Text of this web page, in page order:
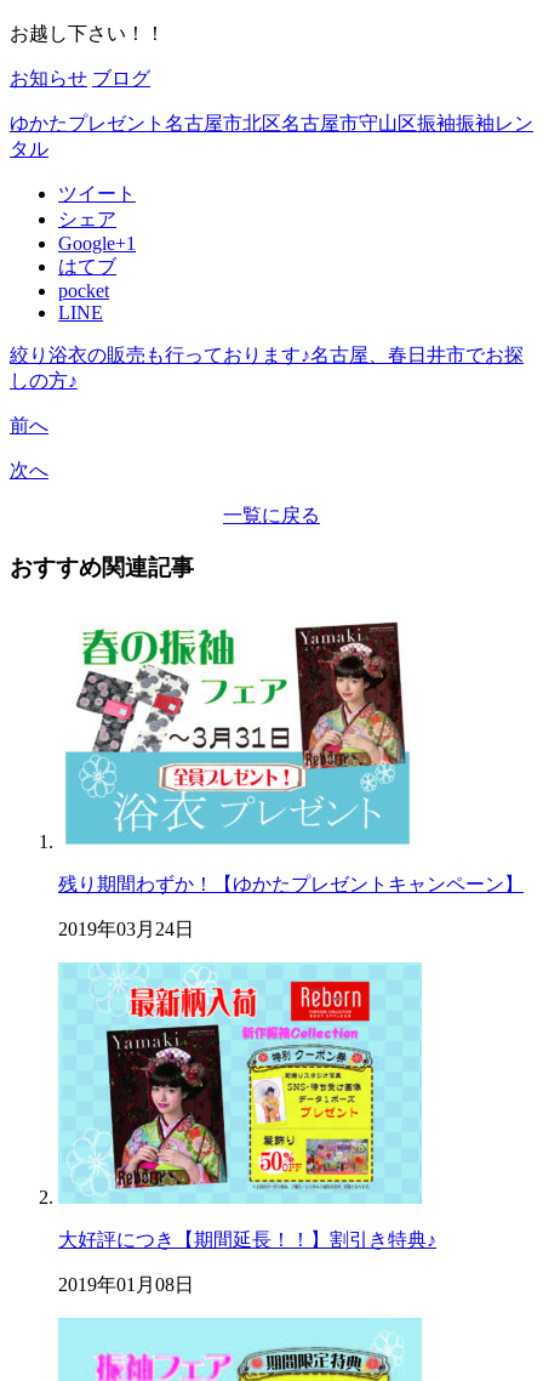
お越し下さい！！
お知らせ ブログ
ゆかたプレゼント 名古屋市北区名古屋市守山区振袖振袖レン
タル
ツイート
シェア
Google+1
はてブ
pocket
LINE
絞り浴衣の販売も行っております♪名古屋、春日井市でお探
しの方♪
前へ
次へ
一覧に戻る
おすすめ関連記事
残り期間わずか！【ゆかたプレゼントキャンペーン】
2019年03月24日
大好評につき【期間延長！！】割引き特典♪
2019年01月08日